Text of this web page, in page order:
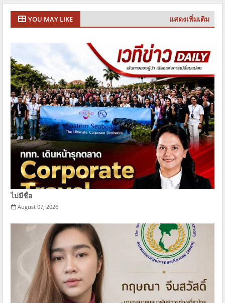
YOU MAY LIKE แสดงเพิ่มเติม
ไม่มีชื่อ
August 07, 2026